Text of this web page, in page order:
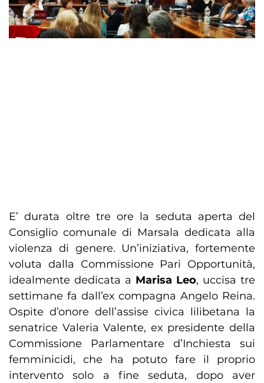
E’ durata oltre tre ore la seduta aperta del
Consiglio comunale di Marsala dedicata alla
violenza di genere. Un’iniziativa, fortemente
voluta dalla Commissione Pari Opportunità,
idealmente dedicata a Marisa Leo, uccisa tre
settimane fa dall’ex compagna Angelo Reina.
Ospite d’onore dell’assise civica lilibetana la
senatrice Valeria Valente, ex presidente della
Commissione Parlamentare d’Inchiesta sui
femminicidi, che ha potuto fare il proprio
intervento solo a fine seduta, dopo aver